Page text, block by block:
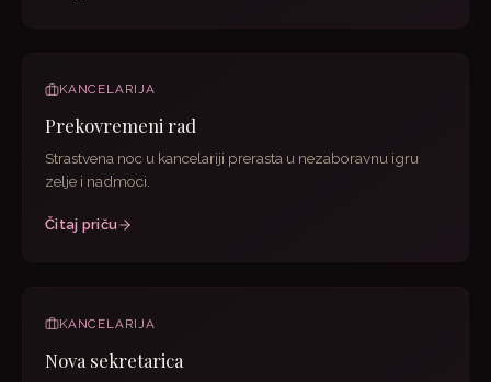
KANCELARIJA
Prekovremeni rad
Strastvena noc u kancelariji prerasta u nezaboravnu igru
zelje i nadmoci.
Čitaj priču
KANCELARIJA
Nova sekretarica